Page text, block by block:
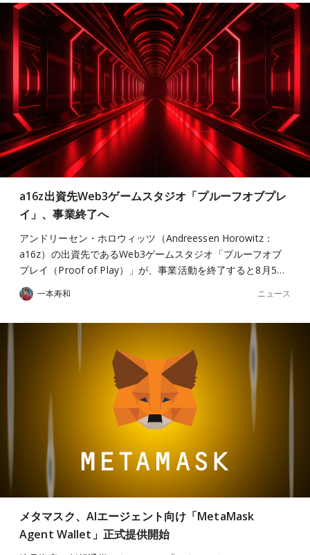
a16z出資先Web3ゲームスタジオ「プルーフオブプレ
イ」、事業終了へ
アンドリーセン・ホロウィッツ（Andreessen Horowitz：
a16z）の出資先であるWeb3ゲームスタジオ「プルーフオブ
プレイ（Proof of Play）」が、事業活動を終了すると8月5…
一本寿和 ニュース
メタマスク、AIエージェント向け「MetaMask
Agent Wallet」正式提供開始